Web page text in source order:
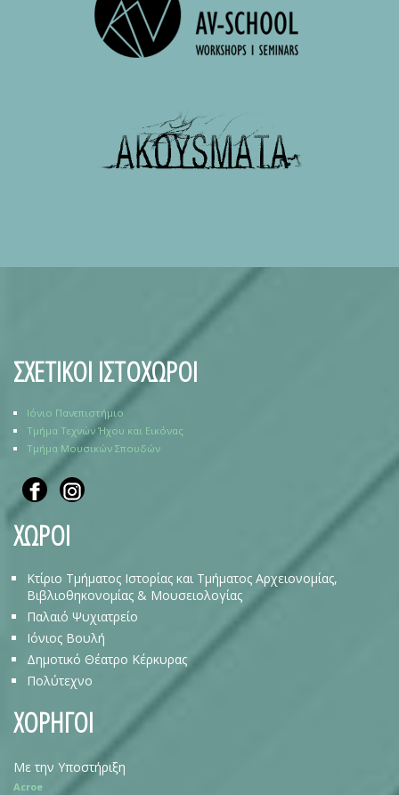
ΣΧΕΤΙΚΟΙ ΙΣΤΟΧΩΡΟΙ
Ιόνιο Πανεπιστήμιο
Τμήμα Τεχνών Ήχου και Εικόνας
Τμήμα Μουσικών Σπουδών
ΧΩΡΟΙ
Κτίριο Τμήματος Ιστορίας και Τμήματος Αρχειονομίας,
Βιβλιοθηκονομίας & Μουσειολογίας
Παλαιό Ψυχιατρείο
Ιόνιος Βουλή
Δημοτικό Θέατρο Κέρκυρας
Πολύτεχνο
ΧΟΡΗΓΟΙ
Με την Υποστήριξη
Acroe